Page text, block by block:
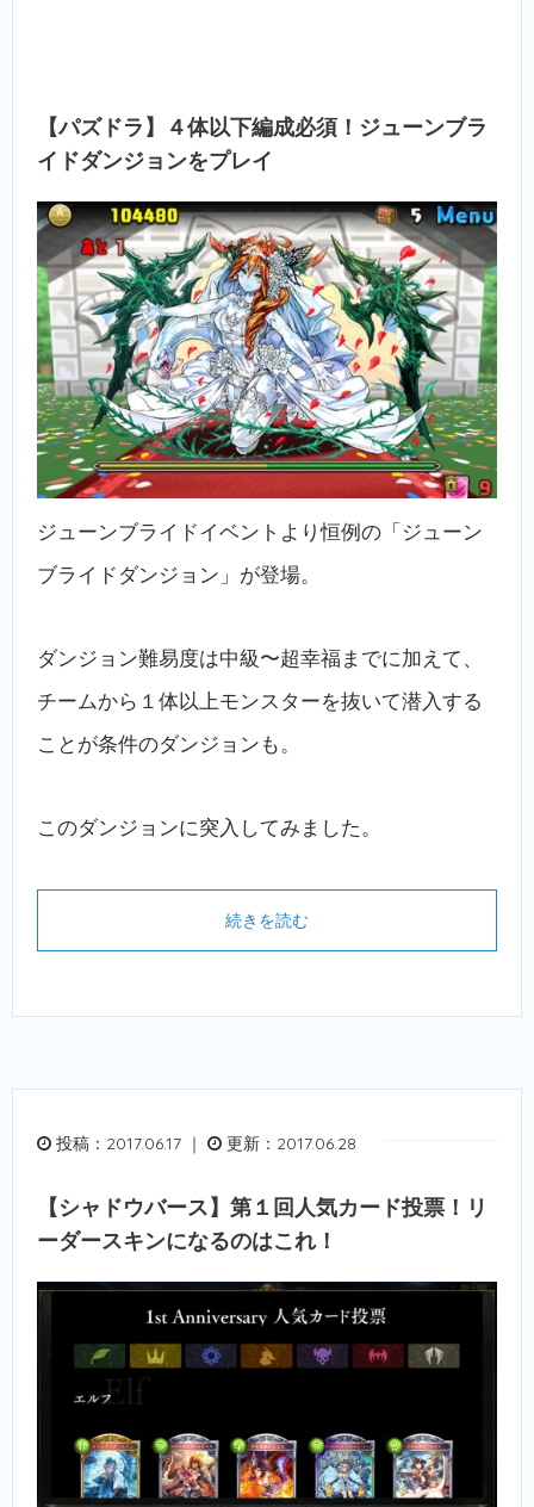
【パズドラ】４体以下編成必須！ジューンブラ
イドダンジョンをプレイ
ジューンブライドイベントより恒例の「ジューン
ブライドダンジョン」が登場。
ダンジョン難易度は中級〜超幸福までに加えて、
チームから１体以上モンスターを抜いて潜入する
ことが条件のダンジョンも。
このダンジョンに突入してみました。
続きを読む
投稿：2017.06.17 ｜ 更新：2017.06.28
【シャドウバース】第１回人気カード投票！リ
ーダースキンになるのはこれ！